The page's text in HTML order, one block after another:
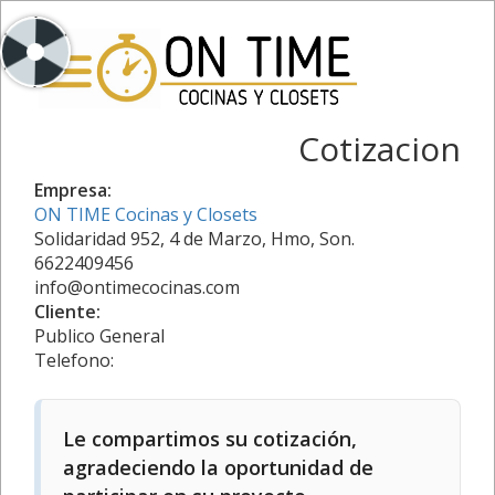
Cotizacion
Empresa:
ON TIME Cocinas y Closets
Solidaridad 952, 4 de Marzo, Hmo, Son.
6622409456
info@ontimecocinas.com
Cliente:
Publico General
Telefono:
Le compartimos su cotización,
agradeciendo la oportunidad de